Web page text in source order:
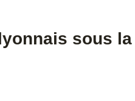
sous